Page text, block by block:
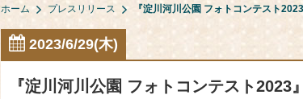
ホーム プレスリリース 『淀川河川公園 フォトコンテスト
2023/6/29(木)
『淀川河川公園 フォトコンテスト